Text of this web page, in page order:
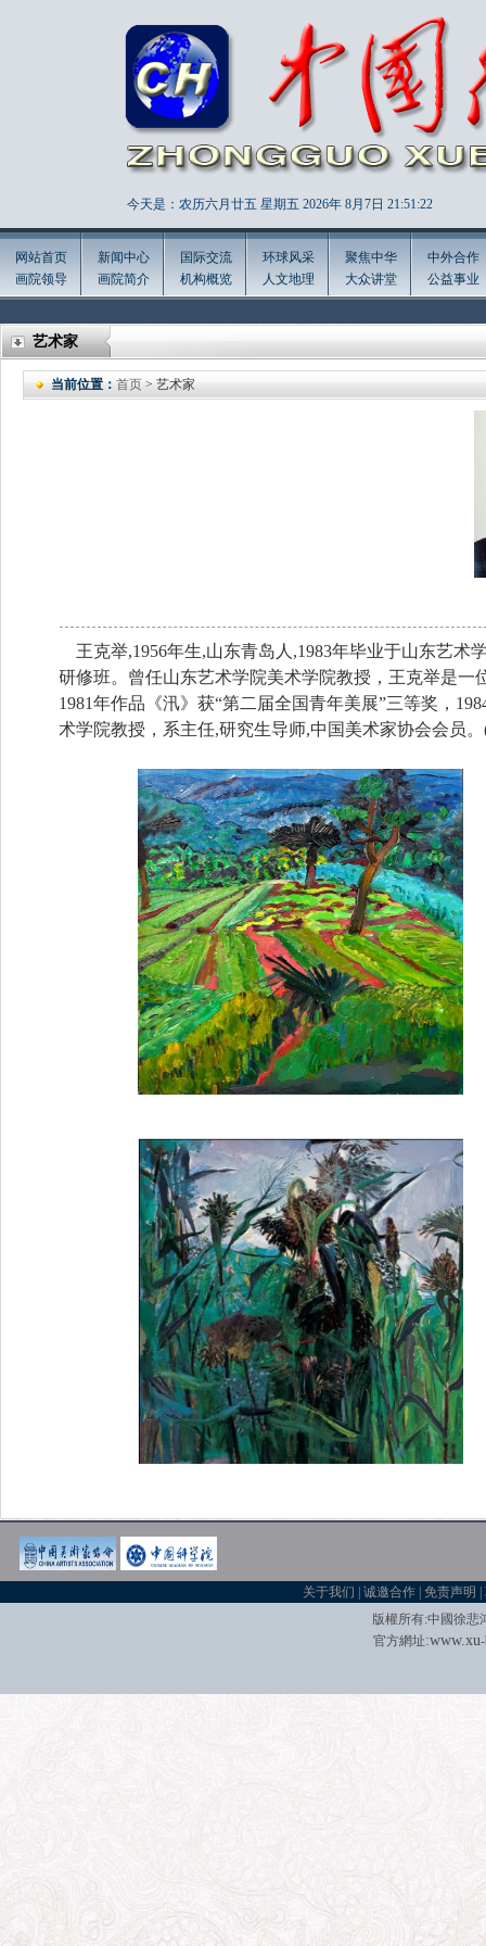
今天是：农历六月廿五 星期五 2026年 8月7日 21:51:23
网站首页
画院领导
新闻中心
画院简介
国际交流
机构概览
环球风采
人文地理
聚焦中华
大众讲堂
中外合作
公益事业
艺术家
当前位置： 首页 > 艺术家
王克举,1956年生,山东青岛人,1983年毕业于山东艺术
研修班。曾任山东艺术学院美术学院教授，王克举是
1981年作品《汛》获“第二届全国青年美展”三等奖，
术学院教授，系主任,研究生导师,中国美术家协会会员
关于我们 |诚邀合作 |免责声明 |
版權所有:中國徐悲
官方網址:www.xu